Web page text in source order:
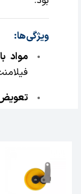
ویژگی‌ها:
مواد